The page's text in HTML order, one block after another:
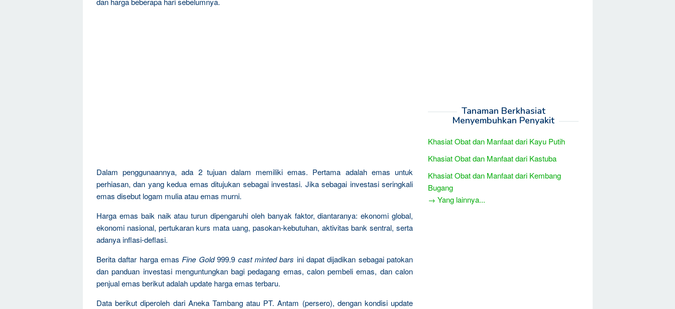
Dalam penggunaannya, ada 2 tujuan dalam memiliki emas. Pertama adalah emas untuk
perhiasan, dan yang kedua emas ditujukan sebagai investasi. Jika sebagai investasi seringkali
emas disebut logam mulia atau emas murni.
Harga emas baik naik atau turun dipengaruhi oleh banyak faktor, diantaranya: ekonomi global,
ekonomi nasional, pertukaran kurs mata uang, pasokan-kebutuhan, aktivitas bank sentral, serta
adanya inflasi-deflasi.
Berita daftar harga emas Fine Gold999.9 cast minted bars ini dapat dijadikan sebagai patokan
dan panduan investasi menguntungkan bagi pedagang emas, calon pembeli emas, dan calon
penjual emas berikut adalah update harga emas terbaru.
Data berikut diperoleh dari Aneka Tambang atau PT. Antam (persero), dengan kondisi update
Tanaman Berkhasiat
Menyembuhkan Penyakit
Khasiat Obat dan Manfaat dari Kayu Putih
Khasiat Obat dan Manfaat dari Kastuba
Khasiat Obat dan Manfaat dari Kembang
Bugang
→ Yang lainnya...